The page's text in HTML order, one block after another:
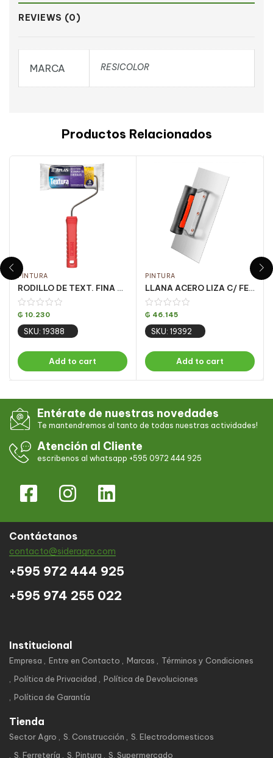
REVIEWS (0)
MARCA RESICOLOR
Productos Relacionados
PINTURA
RODILLO DE TEXT. FINA ESPUMA 09CM ATLAS CJ C/ 12 UN (110/9)
₲ 10.230
SKU: 19388
Add to cart
PINTURA
LLANA ACERO LIZA C/ FEC PQT 6UN 12 X25CM
₲ 46.145
SKU: 19392
Add to cart
Entérate de nuestras novedades
Te mantendremos al tanto de todas nuestras actividades!
Atención al Cliente
escribenos al whatsapp +595 0972 444 925
Contáctanos
contacto@sideragro.com
+595 972 444 925
+595 974 255 022
Institucional
Empresa Entre en Contacto Marcas
Términos y Condiciones
Política de Privacidad
Política de Devoluciones
Política de Garantía
Tienda
Sector Agro S. Construcción
S. Electrodomesticos
S. Ferretería
S. Pintura S. Supermercado